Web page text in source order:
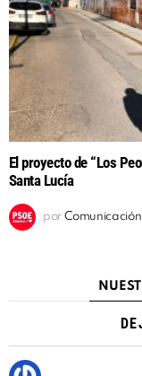
El proyecto de “Los
Santa Lucía
por Comunicación